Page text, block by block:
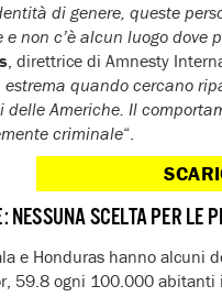
di genere, queste
non c’è alcun luogo dove
, direttrice di Amnesty
quando cercano
Americhe. Il
criminale“.
SCELTA PER LE
e Honduras hanno alcuni
59.8 ogni 100.000